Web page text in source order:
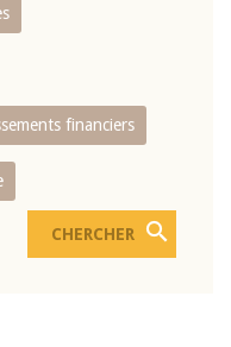
financiers